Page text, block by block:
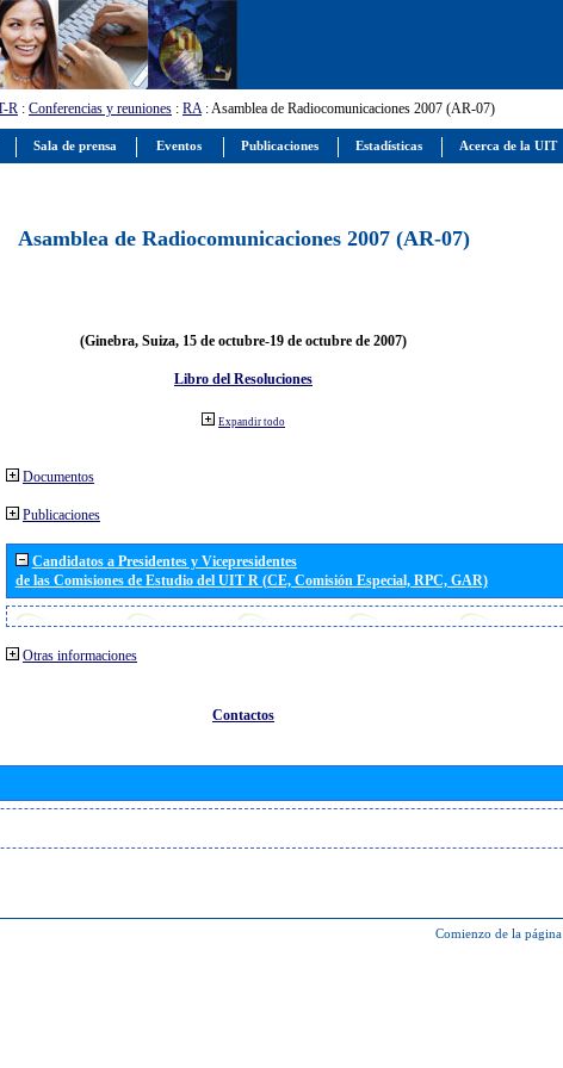
R : Conferencias y reuniones : RA: Asamblea de Radiocomunicaciones 2007 (AR-07)
Asamblea de Radiocomunicaciones 2007 (AR-07)
(Ginebra, Suiza, 15 de octubre-19 de octubre de 2007)
Libro del Resoluciones
Expandir todo
Documentos
Publicaciones
Candidatos a Presidentes y Vicepresidentes
de las Comisiones de Estudio del UIT R (CE, Comisión Especial, RPC, GAR)
Otras informaciones
Contactos
Comienzo de la página
Sala de prensa Eventos Publicaciones Estadísticas Acerca de la UIT